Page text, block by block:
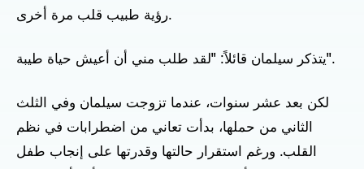
رؤية طبيب قلب مرة أخرى.
يتذكر سيلمان قائلاً: "لقد طلب مني أن أعيش حياة طيبة".
لكن بعد عشر سنوات، عندما تزوجت سيلمان وفي الثلث
الثاني من حملها، بدأت تعاني من اضطرابات في نظم
القلب. ورغم استقرار حالتها وقدرتها على إنجاب طفل